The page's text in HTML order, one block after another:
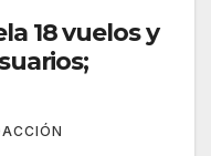
18 vuelos y